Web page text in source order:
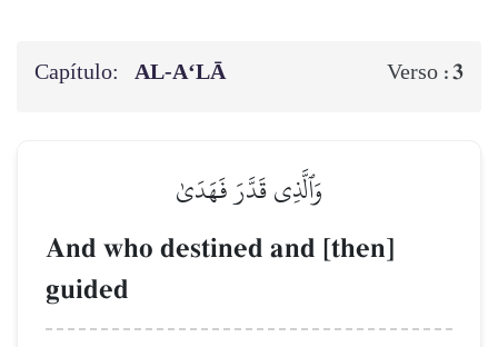
Capítulo: AL‑A‘LĀ Verso :3
وَٱلَّذِي قَدَّرَ فَهَدَىٰ
And who destined and [then]
guided